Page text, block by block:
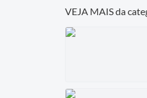
VEJA MAIS da